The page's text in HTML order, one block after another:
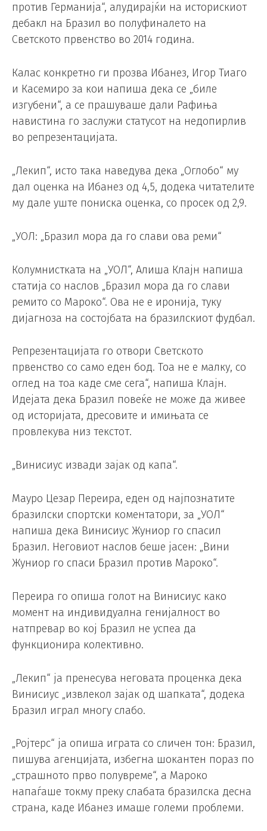
против Германија“, алудирајќи на историскиот
дебакл на Бразил во полуфиналето на
Светското првенство во 2014 година.
Калас конкретно ги прозва Ибанез, Игор Тиаго
и Касемиро за кои напиша дека се „биле
изгубени“, а се прашуваше дали Рафиња
навистина го заслужи статусот на недопирлив
во репрезентацијата.
„Лекип“, исто така наведува дека „Оглобо“ му
дал оценка на Ибанез од 4,5, додека читателите
му дале уште пониска оценка, со просек од 2,9.
„УОЛ: „Бразил мора да го слави ова реми“
Колумнистката на „УОЛ“, Алиша Клајн напиша
статија со наслов „Бразил мора да го слави
ремито со Мароко“. Ова не е иронија, туку
дијагноза на состојбата на бразилскиот фудбал.
Репрезентацијата го отвори Светското
првенство со само еден бод. Тоа не е малку, со
оглед на тоа каде сме сега“, напиша Клајн.
Идејата дека Бразил повеќе не може да живее
од историјата, дресовите и имињата се
провлекува низ текстот.
„Винисиус извади зајак од капа“.
Мауро Цезар Переира, еден од најпознатите
бразилски спортски коментатори, за „УОЛ“
напиша дека Винисиус Жуниор го спасил
Бразил. Неговиот наслов беше јасен: „Вини
Жуниор го спаси Бразил против Мароко“.
Переира го опиша голот на Винисиус како
момент на индивидуална генијалност во
натпревар во кој Бразил не успеа да
функционира колективно.
„Лекип“ ја пренесува неговата проценка дека
Винисиус „извлекол зајак од шапката“, додека
Бразил играл многу слабо.
„Ројтерс“ ја опиша играта со сличен тон: Бразил,
пишува агенцијата, избегна шокантен пораз по
„страшното прво полувреме“, а Мароко
напаѓаше токму преку слабата бразилска десна
страна, каде Ибанез имаше големи проблеми.